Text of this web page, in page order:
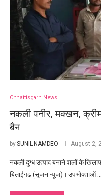
Chhattisgarh News
नकली पनीर, मक्खन,
बैन
by SUNIL NAMDEO August 2,
नकली दुग्ध उत्पाद बनाने वालों के
बिलाईगढ (सृजन न्यूज)। उपभोक्ताओं …